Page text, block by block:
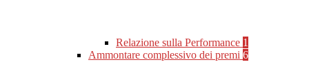
Relazione sulla Performance 1
Ammontare complessivo dei premi 6